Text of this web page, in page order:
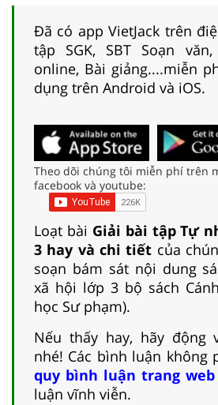
Đã có app VietJack trên
tập SGK, SBT Soạn
online, Bài giảng....miễn
dụng trên Android và iOS.
Theo dõi chúng tôi miễn phí trên
facebook và youtube:
Loạt bài Giải bài tập Tự
3 hay và chi tiết của
soạn bám sát nội dung
xã hội lớp 3 bộ sách
học Sư phạm).
Nếu thấy hay, hãy động
nhé! Các bình luận không
quy bình luận trang web
luận vĩnh viễn.